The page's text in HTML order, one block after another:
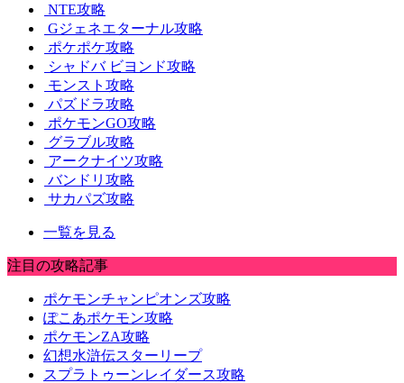
NTE攻略
Gジェネエターナル攻略
ポケポケ攻略
シャドバ ビヨンド攻略
モンスト攻略
パズドラ攻略
ポケモンGO攻略
グラブル攻略
アークナイツ攻略
バンドリ攻略
サカパズ攻略
一覧を見る
注目の攻略記事
ポケモンチャンピオンズ攻略
ぽこあポケモン攻略
ポケモンZA攻略
幻想水滸伝スターリープ
スプラトゥーンレイダース攻略